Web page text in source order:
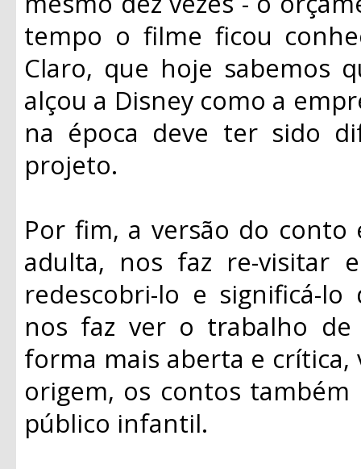
tempo o filme ficou
Claro, que hoje sabemos
alçou a Disney como a
na época deve ter sido
projeto.
Por fim, a versão do
adulta, nos faz re-visitar
redescobri-lo e significá-
nos faz ver o trabalho de
forma mais aberta e
origem, os contos
público infantil.